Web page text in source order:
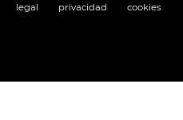
legal
privacidad
cookies